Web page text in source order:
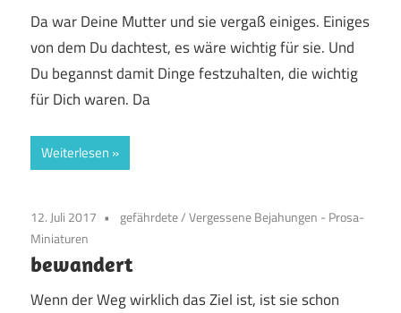
Da war Deine Mutter und sie vergaß einiges. Einiges
von dem Du dachtest, es wäre wichtig für sie. Und
Du begannst damit Dinge festzuhalten, die wichtig
für Dich waren. Da
Weiterlesen
12. Juli 2017 gefährdete/Vergessene Bejahungen - Prosa-
Miniaturen
bewandert
Wenn der Weg wirklich das Ziel ist, ist sie schon